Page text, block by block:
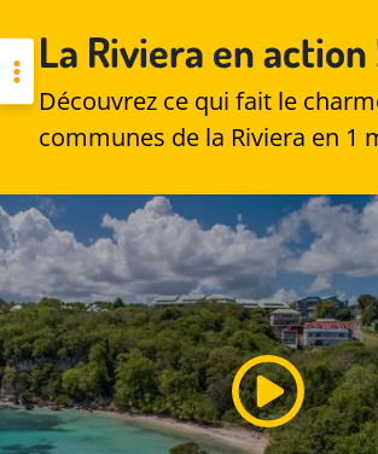
La Riviera en action
Découvrez ce qui fait le
communes de la Riviera en 1